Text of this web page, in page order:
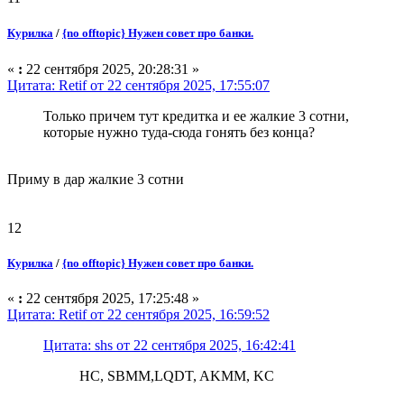
Курилка / {no offtopic} Нужен совет про банки.
« : 22 сентября 2025, 20:28:31 »
Цитата: Retif от 22 сентября 2025, 17:55:07
Только причем тут кредитка и ее жалкие 3 сотни,
которые нужно туда-сюда гонять без конца?
Приму в дар жалкие 3 сотни
12
Курилка / {no offtopic} Нужен совет про банки.
« : 22 сентября 2025, 17:25:48 »
Цитата: Retif от 22 сентября 2025, 16:59:52
Цитата: shs от 22 сентября 2025, 16:42:41
НС, SBMM,LQDT, AKMM, KC